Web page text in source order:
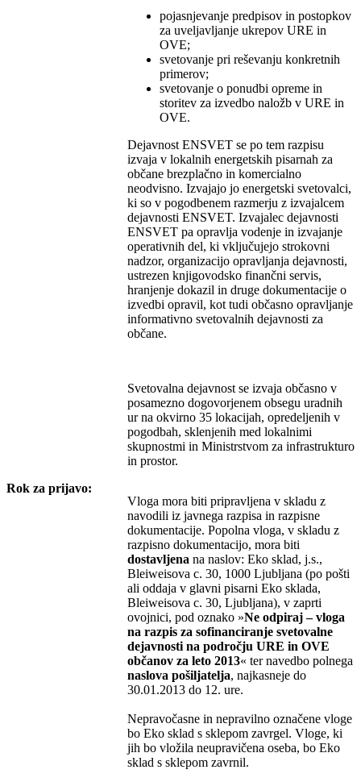
pojasnjevanje predpisov in postopkov
za uveljavljanje ukrepov URE in
OVE;
svetovanje pri reševanju konkretnih
primerov;
svetovanje o ponudbi opreme in
storitev za izvedbo naložb v URE in
OVE.
Dejavnost ENSVET se po tem razpisu
izvaja v lokalnih energetskih pisarnah za
občane brezplačno in komercialno
neodvisno. Izvajajo jo energetski svetovalci,
ki so v pogodbenem razmerju z izvajalcem
dejavnosti ENSVET. Izvajalec dejavnosti
ENSVET pa opravlja vodenje in izvajanje
operativnih del, ki vključujejo strokovni
nadzor, organizacijo opravljanja dejavnosti,
ustrezen knjigovodsko finančni servis,
hranjenje dokazil in druge dokumentacije o
izvedbi opravil, kot tudi občasno opravljanje
informativno svetovalnih dejavnosti za
občane.
Svetovalna dejavnost se izvaja občasno v
posamezno dogovorjenem obsegu uradnih
ur na okvirno 35 lokacijah, opredeljenih v
pogodbah, sklenjenih med lokalnimi
skupnostmi in Ministrstvom za infrastrukturo
in prostor.
Rok za prijavo:
Vloga mora biti pripravljena v skladu z
navodili iz javnega razpisa in razpisne
dokumentacije. Popolna vloga, v skladu z
razpisno dokumentacijo, mora biti
dostavljena na naslov: Eko sklad, j.s.,
Bleiweisova c. 30, 1000 Ljubljana (po pošti
ali oddaja v glavni pisarni Eko sklada,
Bleiweisova c. 30, Ljubljana), v zaprti
ovojnici, pod oznako »Ne odpiraj – vloga
na razpis za sofinanciranje svetovalne
dejavnosti na področju URE in OVE
občanov za leto 2013« ter navedbo polnega
naslova pošiljatelja, najkasneje do
30.01.2013 do 12. ure.
Nepravočasne in nepravilno označene vloge
bo Eko sklad s sklepom zavrgel. Vloge, ki
jih bo vložila neupravičena oseba, bo Eko
sklad s sklepom zavrnil.